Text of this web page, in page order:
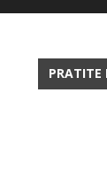
PRATITE